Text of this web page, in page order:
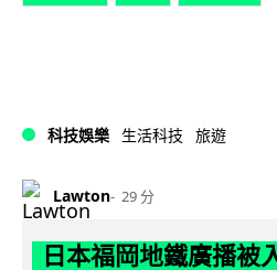
科技娛樂 生活科技 旅遊
Lawton 29 分
日本福岡地鐵廣播被